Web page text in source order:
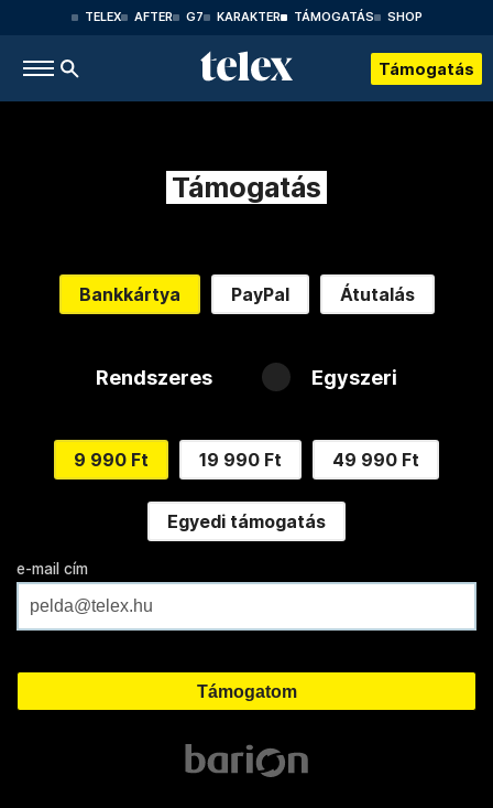
TELEX AFTER G7 KARAKTER TÁMOGATÁS SHOP
Támogatás
Támogatás
Bankkártya PayPal Átutalás
Rendszeres Egyszeri
9 990 Ft 19 990 Ft 49 990 Ft
Egyedi támogatás
e-mail cím